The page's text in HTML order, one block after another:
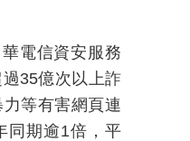
電信資安服務
35億次以上詐
等有害網頁連
同期逾1倍，平